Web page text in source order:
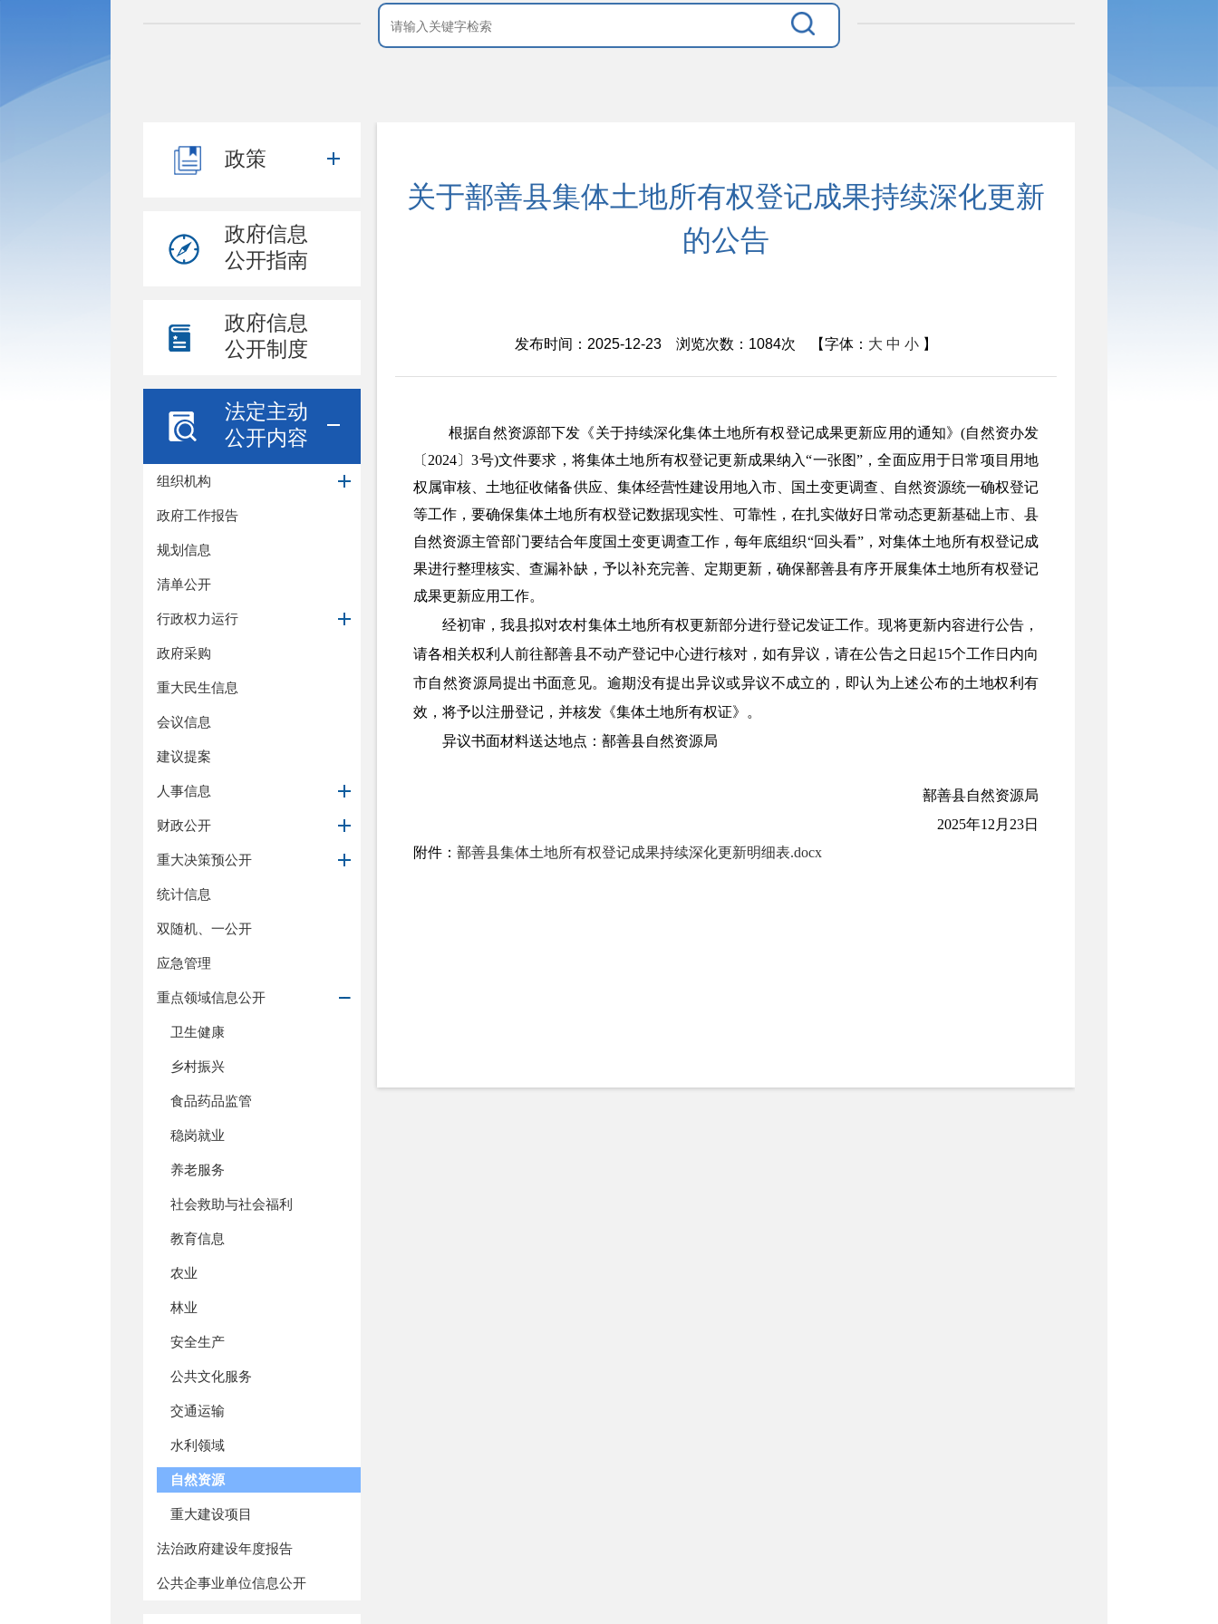
政策
政府信息
公开指南
政府信息
公开制度
法定主动
公开内容
组织机构
政府工作报告
规划信息
清单公开
行政权力运行
政府采购
重大民生信息
会议信息
建议提案
人事信息
财政公开
重大决策预公开
统计信息
双随机、一公开
应急管理
重点领域信息公开
卫生健康
乡村振兴
食品药品监管
稳岗就业
养老服务
社会救助与社会福利
教育信息
农业
林业
安全生产
公共文化服务
交通运输
水利领域
自然资源
重大建设项目
法治政府建设年度报告
公共企事业单位信息公开
关于鄯善县集体土地所有权登记成果持续深化更新
的公告
发布时间：2025-12-23 浏览次数： 1084次 【字体： 大 中 小 】
根据自然资源部下发《关于持续深化集体土地所有权登记成果更新应用的通知》(自然资办发
〔2024〕3号)文件要求，将集体土地所有权登记更新成果纳入“一张图”，全面应用于日常项目用地
权属审核、土地征收储备供应、集体经营性建设用地入市、国土变更调查、自然资源统一确权登记
等工作，要确保集体土地所有权登记数据现实性 、可靠性，在扎实做好日常动态更新基础上市、县
自然资源主管部门要结合年度国土变更调查工作，每年底组织“回头看”，对集体土地所有权登记成
果进行整理核实、查漏补缺，予以补充完善、定期更新，确保鄯善县有序开展集体土地所有权登记
成果更新应用工作。
经初审，我县拟对农村集体土地所有权更新部分进行登记发证工作。现将更新内容进行公告，
请各相关权利人前往鄯善县不动产登记中心进行核对，如有异议，请在公告之日起15个工作日内向
市自然资源局提出书面意见。逾期没有提出异议或异议不成立的，即认为上述公布的土地权利有
效，将予以注册登记，并核发《集体土地所有权证》。
异议书面材料送达地点：鄯善县自然资源局
鄯善县自然资源局
2025年12月23日
附件： 鄯善县集体土地所有权登记成果持续深化更新明细表.docx